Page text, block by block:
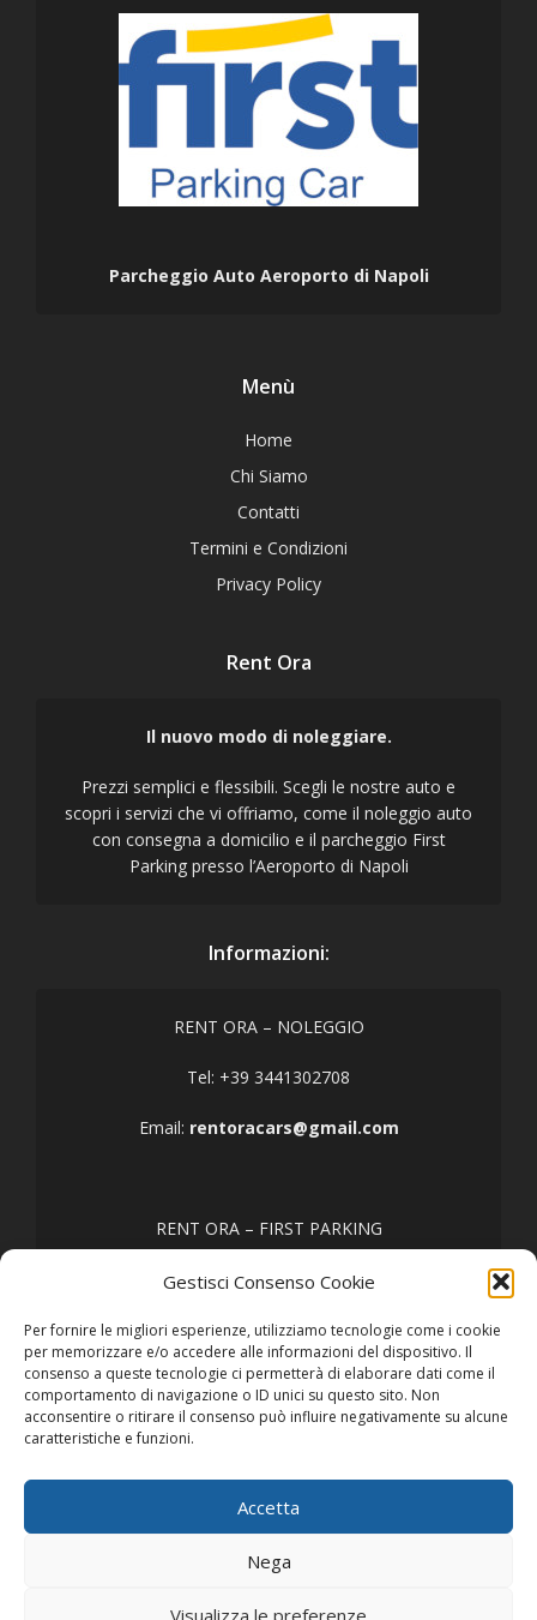
Gestisci Consenso Cookie
Per fornire le migliori esperienze, utilizziamo tecnologie come i cookie
per memorizzare e/o accedere alle informazioni del dispositivo. Il
consenso a queste tecnologie ci permetterà di elaborare dati come il
comportamento di navigazione o ID unici su questo sito. Non
acconsentire o ritirare il consenso può influire negativamente su alcune
caratteristiche e funzioni.
Accetta
Nega
Visualizza le preferenze
Parcheggio Auto Aeroporto di Napoli
Menù
Home
Chi Siamo
Contatti
Termini e Condizioni
Privacy Policy
Rent Ora
Il nuovo modo di noleggiare.
Prezzi semplici e flessibili. Scegli le nostre auto e
scopri i servizi che vi offriamo, come il noleggio auto
con consegna a domicilio e il parcheggio First
Parking presso l’Aeroporto di Napoli
Informazioni:
RENT ORA – NOLEGGIO
Tel: +39 3441302708
Email: rentoracars@gmail.com
RENT ORA – FIRST PARKING
Tel: +39 3458635557
Email:firstparking67@gmail.com
© Powered by
RentHub Software